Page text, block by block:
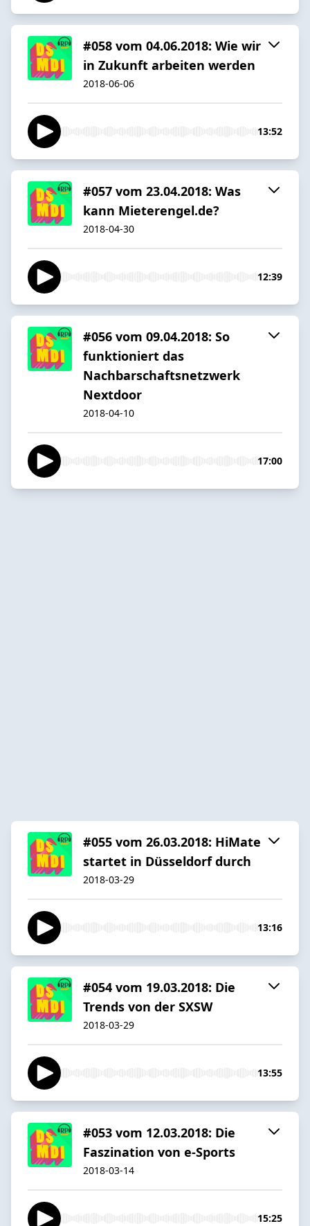
#058 vom 04.06.2018: Wie wir
in Zukunft arbeiten werden
2018-06-06
13:52
#057 vom 23.04.2018: Was
kann Mieterengel.de?
2018-04-30
12:39
#056 vom 09.04.2018: So
funktioniert das
Nachbarschaftsnetzwerk
Nextdoor
2018-04-10
17:00
#055 vom 26.03.2018: HiMate
startet in Düsseldorf durch
2018-03-29
13:16
#054 vom 19.03.2018: Die
Trends von der SXSW
2018-03-29
13:55
#053 vom 12.03.2018: Die
Faszination von e-Sports
2018-03-14
15:25